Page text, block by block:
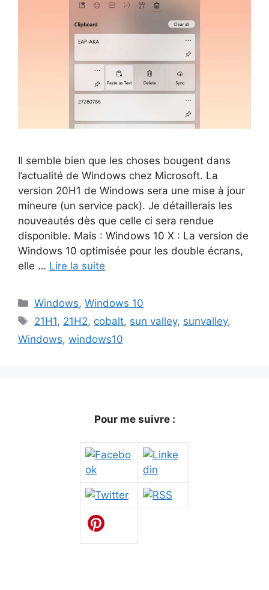
Il semble bien que les choses bougent dans
l’actualité de Windows chez Microsoft. La
version 20H1 de Windows sera une mise à jour
mineure (un service pack). Je détaillerais les
nouveautés dès que celle ci sera rendue
disponible. Mais : Windows 10 X : La version de
Windows 10 optimisée pour les double écrans,
elle … Lire la suite
Catégories
Windows,Windows 10
Étiquettes
21H1, 21H2, cobalt, sun valley, sunvalley,
Windows, windows10
Pour me suivre :